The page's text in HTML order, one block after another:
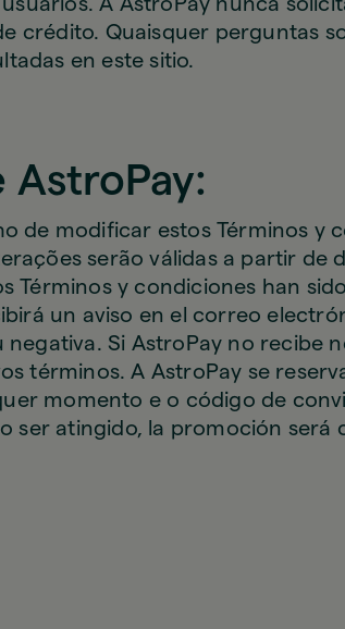
A AstroPay nunca
crédito. Quaisquer perguntas
en este sitio.
AstroPay:
de modificar estos Términos y
serão válidas a partir de
Términos y condiciones han
un aviso en el correo
Si AstroPay no recibe
términos. A AstroPay se
momento e o código de
ser atingido, la promoción será